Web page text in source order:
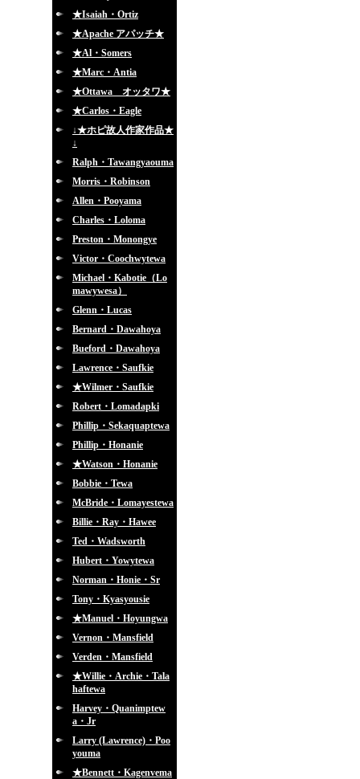
★Isaiah・Ortiz
★Apache アパッチ★
★Al・Somers
★Marc・Antia
★Ottawa オッタワ★
★Carlos・Eagle
↓★ホピ故人作家作品★
↓
Ralph・Tawangyaouma
Morris・Robinson
Allen・Pooyama
Charles・Loloma
Preston・Monongye
Victor・Coochwytewa
Michael・Kabotie（Lo
mawywesa）
Glenn・Lucas
Bernard・Dawahoya
Bueford・Dawahoya
Lawrence・Saufkie
★Wilmer・Saufkie
Robert・Lomadapki
Phillip・Sekaquaptewa
Phillip・Honanie
★Watson・Honanie
Bobbie・Tewa
McBride・Lomayestewa
Billie・Ray・Hawee
Ted・Wadsworth
Hubert・Yowytewa
Norman・Honie・Sr
Tony・Kyasyousie
★Manuel・Hoyungwa
Vernon・Mansfield
Verden・Mansfield
★Willie・Archie・Tala
haftewa
Harvey・Quanimptew
a・Jr
Larry (Lawrence)・Poo
youma
★Bennett・Kagenvema